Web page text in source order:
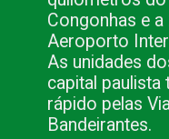
Congonhas e
Aeroporto
As unidades
capital
rápido pelas
Bandeirantes.